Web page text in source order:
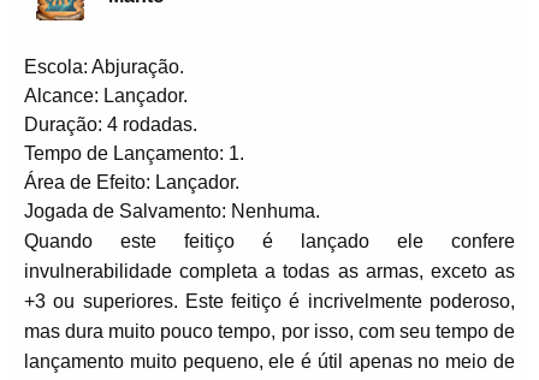
Escola: Abjuração.
Alcance: Lançador.
Duração: 4 rodadas.
Tempo de Lançamento: 1.
Área de Efeito: Lançador.
Jogada de Salvamento: Nenhuma.
Quando este feitiço é lançado ele confere
invulnerabilidade completa a todas as armas, exceto as
+3 ou superiores. Este feitiço é incrivelmente poderoso,
mas dura muito pouco tempo, por isso, com seu tempo de
lançamento muito pequeno, ele é útil apenas no meio de